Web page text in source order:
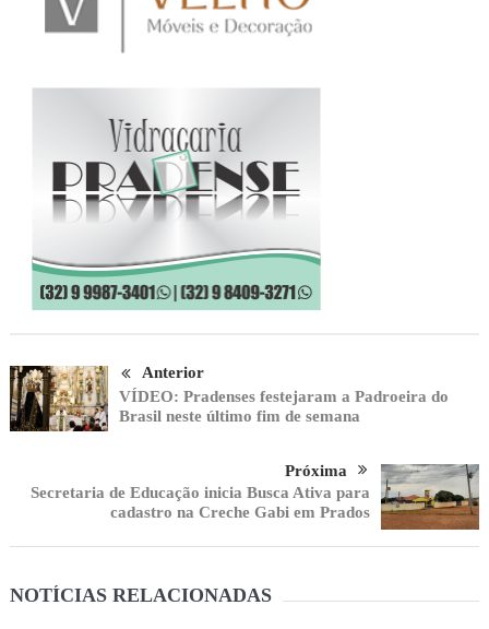
Anterior
VÍDEO: Pradenses festejaram a Padroeira do
Brasil neste último fim de semana
Próxima
Secretaria de Educação inicia Busca Ativa para
cadastro na Creche Gabi em Prados
NOTÍCIAS RELACIONADAS